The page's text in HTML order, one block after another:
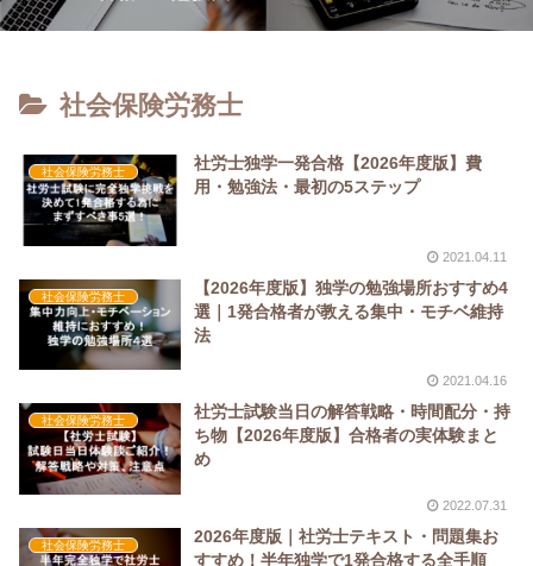
社会保険労務士
社会保険労務士
社労士独学一発合格【2026年度版】費
用・勉強法・最初の5ステップ
2021.04.11
社会保険労務士
【2026年度版】独学の勉強場所おすすめ4
選｜1発合格者が教える集中・モチベ維持
法
2021.04.16
社会保険労務士
社労士試験当日の解答戦略・時間配分・持
ち物【2026年度版】合格者の実体験まと
め
2022.07.31
社会保険労務士
2026年度版｜社労士テキスト・問題集お
すすめ！半年独学で1発合格する全手順